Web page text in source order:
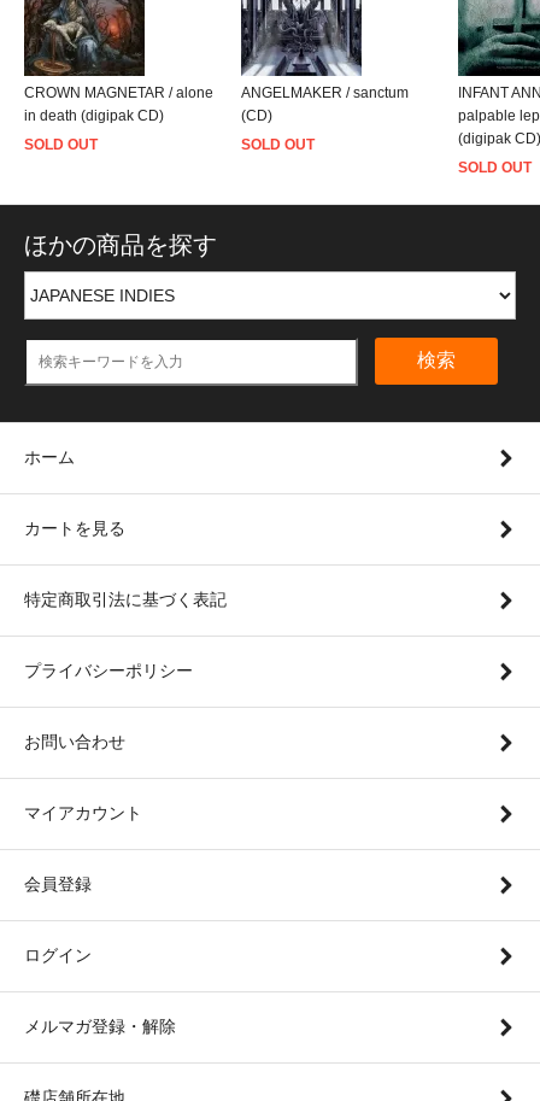
CROWN MAGNETAR / alone
in death (digipak CD)
SOLD OUT
ANGELMAKER / sanctum
(CD)
SOLD OUT
INFANT
palpable
(digipak CD)
SOLD OUT
ほかの商品を探す
検索
ホーム
カートを見る
特定商取引法に基づく表記
プライバシーポリシー
お問い合わせ
マイアカウント
会員登録
ログイン
メルマガ登録・解除
礎店舗所在地